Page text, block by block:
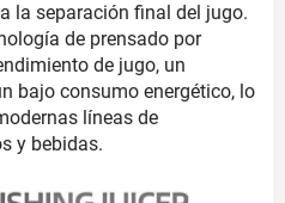
la separación final del jugo.
de prensado por
de jugo, un
bajo consumo energético, lo
líneas de
y bebidas.